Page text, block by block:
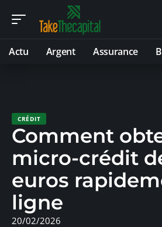
Actu Argent Assurance
CRÉDIT
Comment
micro-crédit
euros
ligne
20/02/2026